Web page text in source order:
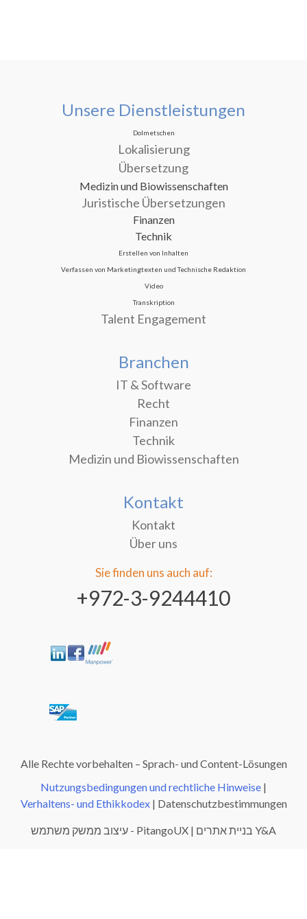
Unsere Dienstleistungen
Dolmetschen
Lokalisierung
Übersetzung
Medizin und Biowissenschaften
Juristische Übersetzungen
Finanzen
Technik
Erstellen von Inhalten
Verfassen von Marketingtexten und Technische Redaktion
Video
Transkription
Talent Engagement
Branchen
IT & Software
Recht
Finanzen
Technik
Medizin und Biowissenschaften
Kontakt
Kontakt
Über uns
Sie finden uns auch auf:
‎+972-3-9244410
Alle Rechte vorbehalten – Sprach- und Content-Lösungen
Nutzungsbedingungen und rechtliche Hinweise |
Verhaltens- und Ethikkodex| Datenschutzbestimmungen
Y&A בניית אתרים | PitangoUX - עיצוב ממשק משתמש